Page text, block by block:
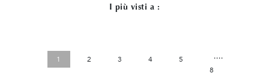
I più visti a :
1 2 3 4 5 ....
8